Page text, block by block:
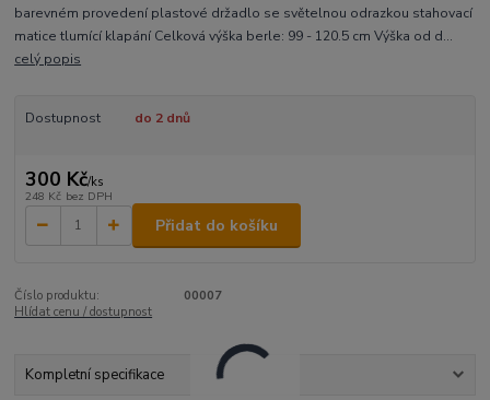
barevném provedení plastové držadlo se světelnou odrazkou stahovací
matice tlumící klapání Celková výška berle: 99 - 120.5 cm Výška od d...
celý popis
Dostupnost do 2 dnů
300 Kč/ks
248 Kč bez DPH
Přidat do košíku
Číslo produktu:
00007
Hlídat cenu / dostupnost
Kompletní specifikace